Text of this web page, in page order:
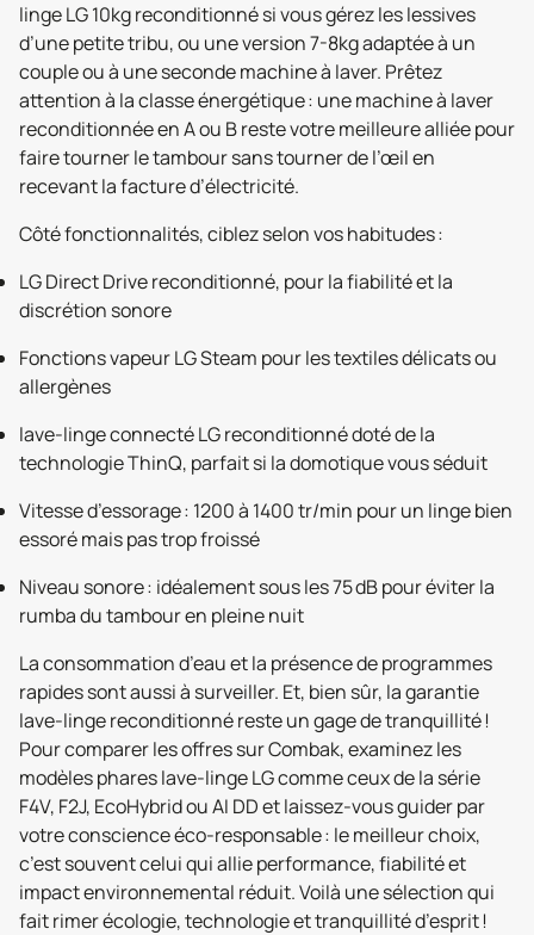
linge LG 10kg reconditionné si vous gérez les lessives
d’une petite tribu, ou une version 7-8kg adaptée à un
couple ou à une seconde machine à laver. Prêtez
attention à la classe énergétique : une machine à laver
reconditionnée en A ou B reste votre meilleure alliée pour
faire tourner le tambour sans tourner de l’œil en
recevant la facture d’électricité.
Côté fonctionnalités, ciblez selon vos habitudes :
LG Direct Drive reconditionné, pour la fiabilité et la
discrétion sonore
Fonctions vapeur LG Steam pour les textiles délicats ou
allergènes
lave-linge connecté LG reconditionné doté de la
technologie ThinQ, parfait si la domotique vous séduit
Vitesse d’essorage : 1200 à 1400 tr/min pour un linge bien
essoré mais pas trop froissé
Niveau sonore : idéalement sous les 75 dB pour éviter la
rumba du tambour en pleine nuit
La consommation d’eau et la présence de programmes
rapides sont aussi à surveiller. Et, bien sûr, la garantie
lave-linge reconditionné reste un gage de tranquillité !
Pour comparer les offres sur Combak, examinez les
modèles phares lave-linge LG comme ceux de la série
F4V, F2J, EcoHybrid ou AI DD et laissez-vous guider par
votre conscience éco-responsable : le meilleur choix,
c’est souvent celui qui allie performance, fiabilité et
impact environnemental réduit. Voilà une sélection qui
fait rimer écologie, technologie et tranquillité d’esprit !